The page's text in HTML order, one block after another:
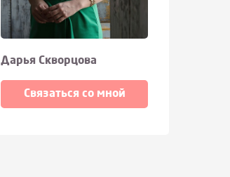
Дарья Скворцова
Связаться со мной